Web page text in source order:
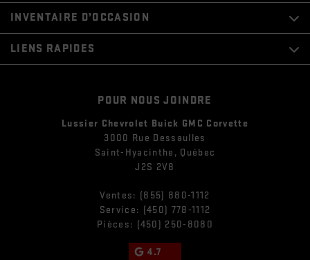
POUR NOUS JOINDRE
Lussier Chevrolet Buick GMC Corvette
3000 Rue Dessaulles
Saint-Hyacinthe , Québec
J2S 2V8
Ventes: (855) 880-1112
Service: (450) 778-1112
Pièces: (450) 250-8080
4.7
INVENTAIRE D’OCCASION
LIENS RAPIDES